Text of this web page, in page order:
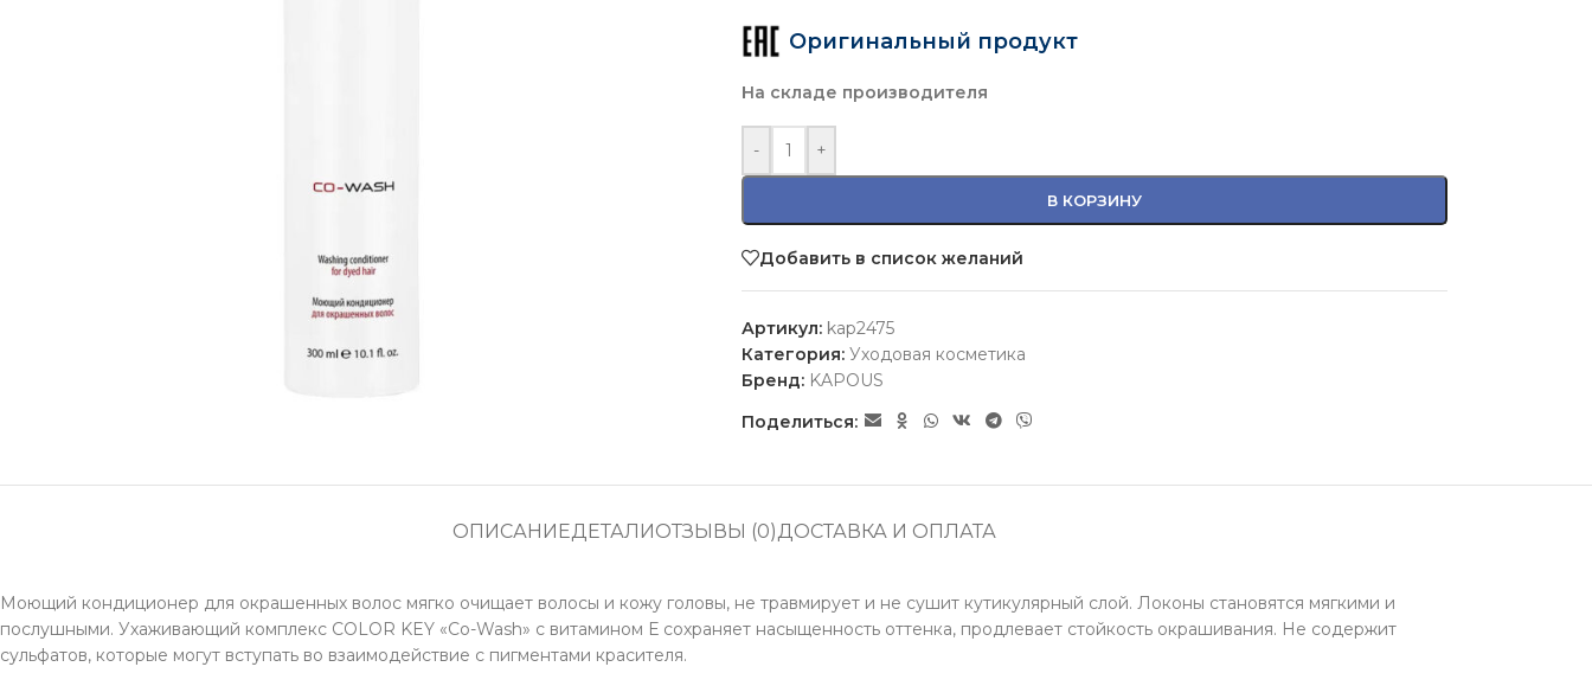
Оригинальный продукт
На складе производителя
- +
В КОРЗИНУ
Добавить в список желаний
Артикул: kap2475
Категория: Уходовая косметика
Бренд: KAPOUS
Поделиться:
ОПИСАНИЕДЕТАЛИОТЗЫВЫ (0)ДОСТАВКА И ОПЛАТА
Моющий кондиционер для окрашенных волос мягко очищает волосы и кожу головы, не травмирует и не сушит кутикулярный слой. Локоны становятся мягкими и
послушными. Ухаживающий комплекс COLOR KEY «Co-Wash» с витамином Е сохраняет насыщенность оттенка, продлевает стойкость окрашивания. Не содержит
сульфатов, которые могут вступать во взаимодействие с пигментами красителя.